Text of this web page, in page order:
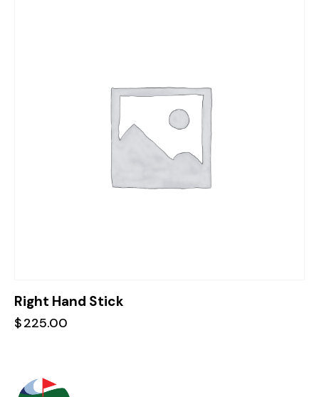
Right Hand Stick
$225.00